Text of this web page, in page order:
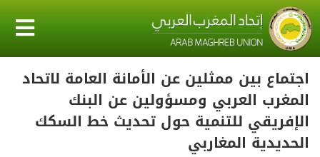
اجتماع بين ممثلين عن الأمانة العامة لاتحاد
المغرب العربي ومسؤولين عن البنك
الإفريقي للتنمية حول تحديث خط السكك
الحديدية المغاربي